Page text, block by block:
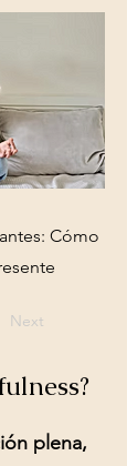
Cómo
Next
plena,